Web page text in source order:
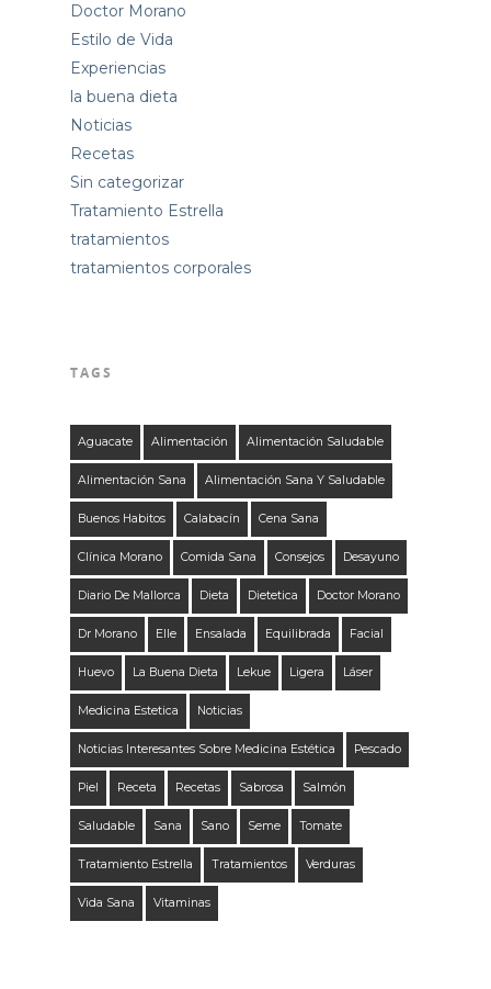
Doctor Morano
Estilo de Vida
Experiencias
la buena dieta
Noticias
Recetas
Sin categorizar
Tratamiento Estrella
tratamientos
tratamientos corporales
TAGS
Aguacate Alimentación Alimentación Saludable
Alimentación Sana Alimentación Sana Y Saludable
Buenos Habitos Calabacín Cena Sana
Clínica Morano Comida Sana Consejos Desayuno
Diario De Mallorca Dieta Dietetica Doctor Morano
Dr Morano Elle Ensalada Equilibrada Facial
Huevo La Buena Dieta Lekue Ligera Láser
Medicina Estetica Noticias
Noticias Interesantes Sobre Medicina Estética Pescado
Piel Receta Recetas Sabrosa Salmón
Saludable Sana Sano Seme Tomate
Tratamiento Estrella Tratamientos Verduras
Vida Sana Vitaminas